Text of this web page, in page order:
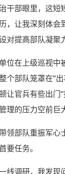
干部眼里，这短
，让我深刻体会
对提高部队凝聚
位在上级巡视中
个部队笼罩在“
让官兵有些出门
理的压力空前巨
领部队重振军心
要任务。
线调研，我发现